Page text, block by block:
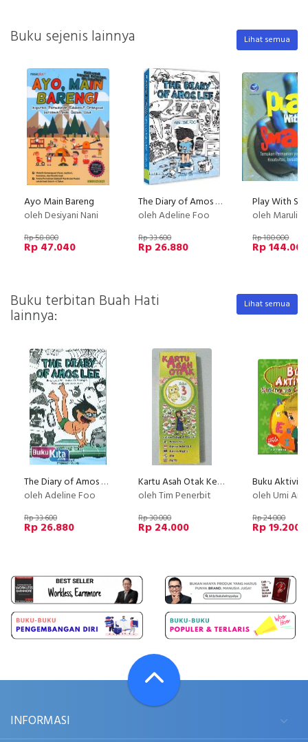
Buku sejenis lainnya Lihat semua
Ayo Main Bareng
oleh Desiyani Nani
Rp 58.800
Rp 47.040
The Diary of Amos Lee - Hasil Renungan Nongrong di WC
oleh Adeline Foo
Rp 33.600
Rp 26.880
Play With
oleh Maruli
Rp 180.000
Rp 144.000
Buku terbitan Buah Hati
lainnya:
Lihat semua
The Diary of Amos Lee 2 - Renungan di WC, Tentang Pertandingan Anak Cewek dan Kemenangan
oleh Adeline Foo
Rp 33.600
Rp 26.880
Kartu Asah Otak Kelas 3 SD
oleh Tim Penerbit
Rp 30.000
Rp 24.000
oleh Umi
Rp 24.000
Rp 19.200
INFORMASI